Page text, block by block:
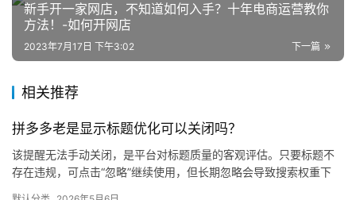
商
自
体
社
区
新手开一家网店，不知道如何入手？十年电商运营教你
方法！-如何开网店
下一篇
2023年7月17日 下午3:02
相关推荐
拼多多老是显示标题优化可以关闭吗？
该提醒无法手动关闭，是平台对标题质量的客观评估。只要标题不
存在违规，可点击“忽略”继续使用，但长期忽略会导致搜索权重下